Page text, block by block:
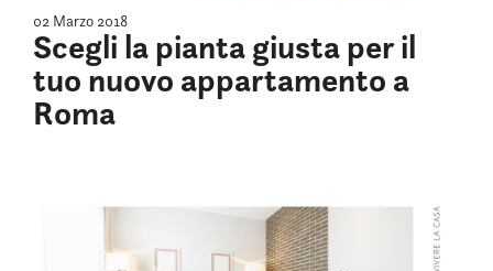
02 Marzo 2018
Scegli la pianta giusta per il
tuo nuovo appartamento a
Roma